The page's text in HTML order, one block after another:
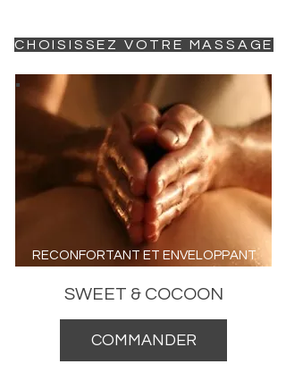
CHOISISSEZ VOTRE MASSAGE
SWEET & COCOON
COMMANDER
RECONFORTANT ET ENVELOPPANT